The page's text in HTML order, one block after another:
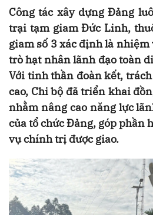
Công tác xây dựng Đảng
trại tạm giam Đức Linh,
giam số 3 xác định là
trò hạt nhân lãnh đạo toàn
Với tinh thần đoàn kết,
cao, Chi bộ đã triển khai
nhằm nâng cao năng lực
của tổ chức Đảng, góp phần
vụ chính trị được giao.